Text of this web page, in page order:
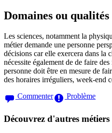
Domaines ou
Les sciences, notamment la
métier demande une personne
décisions car elle exercera dans la
nécessite également de de faire
personne doit être en mesure de
des horaires irréguliers, week-end
Commenter
Problème
Découvrez d'autres métiers